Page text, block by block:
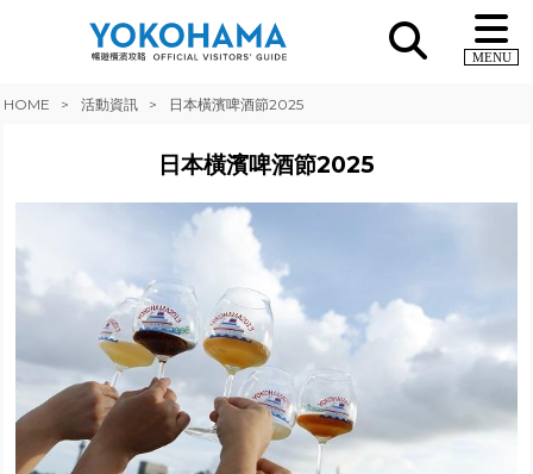
MENU
HOME 活動資訊 日本橫濱啤酒節2025
日本橫濱啤酒節2025